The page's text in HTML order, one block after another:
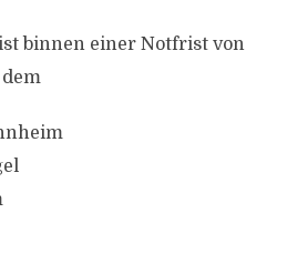
binnen einer Notfrist von